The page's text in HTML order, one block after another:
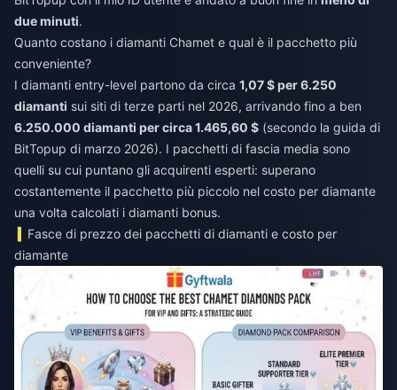
due minuti.
Quanto costano i diamanti Chamet e qual è il pacchetto più
conveniente?
I diamanti entry-level partono da circa 1,07 $ per 6.250
diamanti sui siti di terze parti nel 2026, arrivando fino a ben
6.250.000 diamanti per circa 1.465,60 $ (secondo la guida di
BitTopup di marzo 2026). I pacchetti di fascia media sono
quelli su cui puntano gli acquirenti esperti: superano
costantemente il pacchetto più piccolo nel costo per diamante
una volta calcolati i diamanti bonus.
Fasce di prezzo dei pacchetti di diamanti e costo per
diamante